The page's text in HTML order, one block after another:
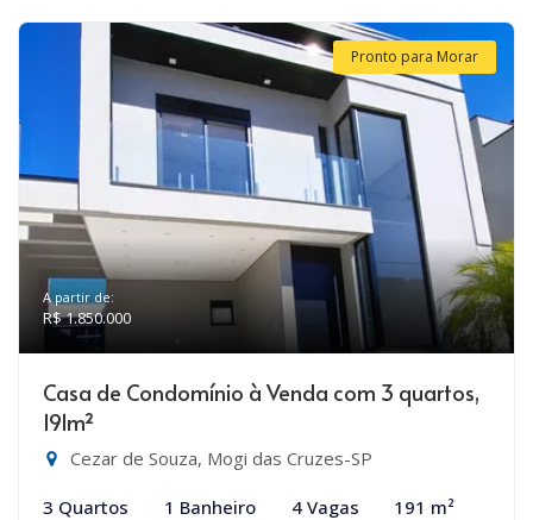
Pronto para Morar
A partir de:
R$ 1.850.000
Casa de Condomínio à Venda com 3 quartos,
191m²
Cezar de Souza, Mogi das Cruzes-SP
3 Quartos 1 Banheiro 4 Vagas 191 m²